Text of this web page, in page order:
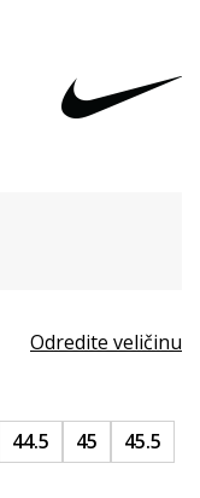
Odredite veličinu
44.5 45
45.5